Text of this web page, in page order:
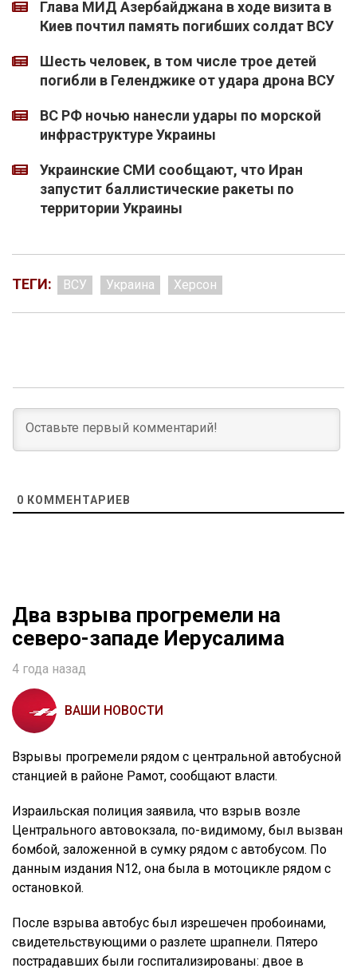
Глава МИД Азербайджана в ходе визита в
Киев почтил память погибших солдат ВСУ
Шесть человек, в том числе трое детей
погибли в Геленджике от удара дрона ВСУ
ВС РФ ночью нанесли удары по морской
инфраструктуре Украины
Украинские СМИ сообщают, что Иран
запустит баллистические ракеты по
территории Украины
ТЕГИ: ВСУ Украина Херсон
0 КОММЕНТАРИЕВ
Два взрыва прогремели на
северо-западе Иерусалима
4 года назад
ВАШИ НОВОСТИ
Взрывы прогремели рядом с центральной автобусной
станцией в районе Рамот, сообщают власти.
Израильская полиция заявила, что взрыв возле
Центрального автовокзала, по-видимому, был вызван
бомбой, заложенной в сумку рядом с автобусом. По
данным издания N12, она была в мотоцикле рядом с
остановкой.
После взрыва автобус был изрешечен пробоинами,
свидетельствующими о разлете шрапнели. Пятеро
пострадавших были госпитализированы: двое в